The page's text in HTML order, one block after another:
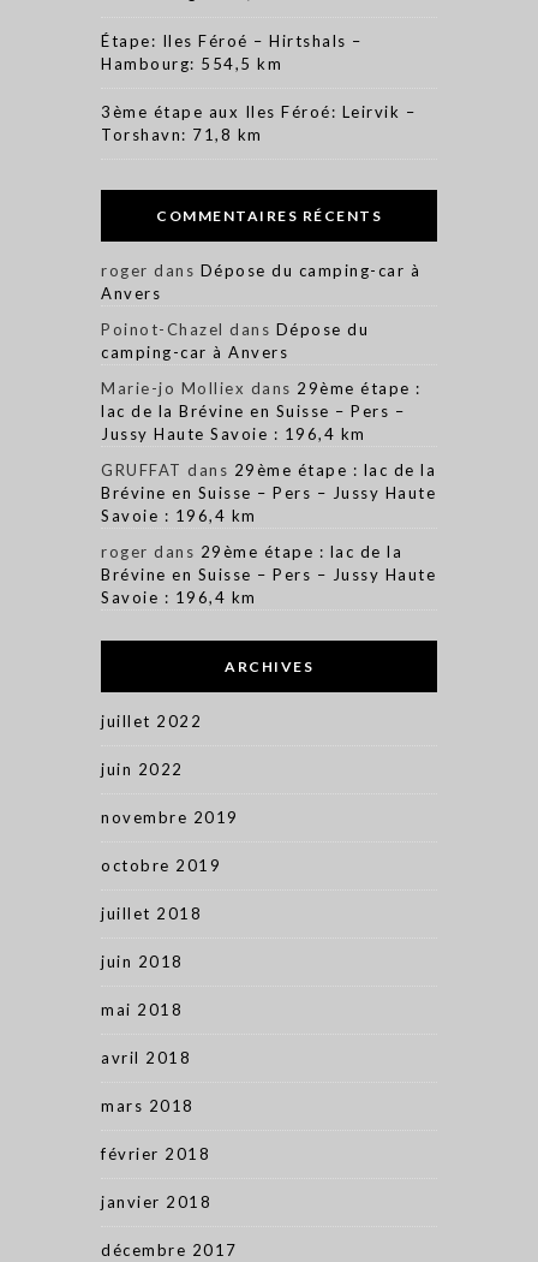
Étape: Iles Féroé – Hirtshals –
Hambourg: 554,5 km
3ème étape aux Iles Féroé: Leirvik –
Torshavn: 71,8 km
COMMENTAIRES RÉCENTS
roger dans Dépose du camping-car à
Anvers
Poinot-Chazel dans Dépose du
camping-car à Anvers
Marie-jo Molliex dans 29ème étape :
lac de la Brévine en Suisse – Pers –
Jussy Haute Savoie : 196,4 km
GRUFFAT dans 29ème étape : lac de la
Brévine en Suisse – Pers – Jussy Haute
Savoie : 196,4 km
roger dans 29ème étape : lac de la
Brévine en Suisse – Pers – Jussy Haute
Savoie : 196,4 km
ARCHIVES
juillet 2022
juin 2022
novembre 2019
octobre 2019
juillet 2018
juin 2018
mai 2018
avril 2018
mars 2018
février 2018
janvier 2018
décembre 2017